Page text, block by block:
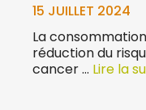
15 JUILLET 2024
La
réduction du
cancer … Lire la